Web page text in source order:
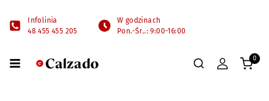
Infolinia
48 455 455 205
W godzinach
Pon.-Śr..: 9:00-16:00
0